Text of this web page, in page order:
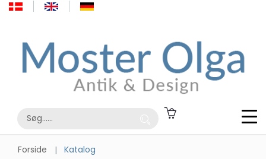
Forside Katalog